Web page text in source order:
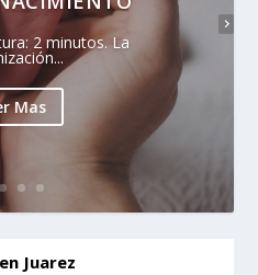
2 minutos. La
Mas
Juarez